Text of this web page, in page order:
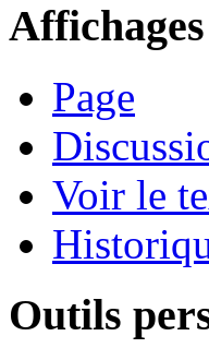
Affichages
Page
Voir le
Outils